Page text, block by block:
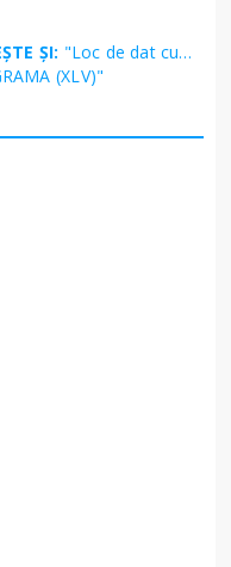
ȘI: "Loc de dat cu…
(XLV)"